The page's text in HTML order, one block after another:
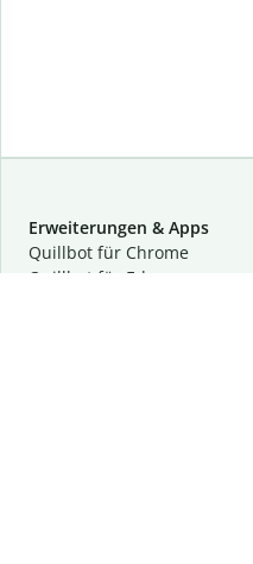
Erweiterungen & Apps
Quillbot für Chrome
Quillbot für Edge